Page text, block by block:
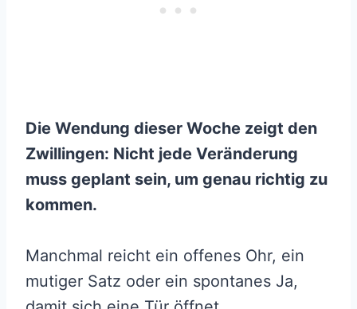
Die Wendung dieser Woche zeigt den
Zwillingen: Nicht jede Veränderung
muss geplant sein, um genau richtig zu
kommen.
Manchmal reicht ein offenes Ohr, ein
mutiger Satz oder ein spontanes Ja,